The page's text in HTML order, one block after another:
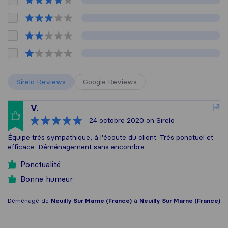
Sirelo Reviews Google Reviews
V.
24 octobre 2020 on Sirelo
Équipe très sympathique, à l'écoute du client. Très ponctuel et
efficace. Déménagement sans encombre.
Ponctualité
Bonne humeur
Déménagé de Neuilly Sur Marne (France) à Neuilly Sur Marne (France)